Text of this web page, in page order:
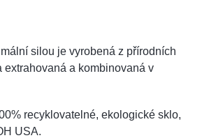
silou je vyrobená z přírodních
extrahovaná a kombinovaná v
recyklovatelné, ekologické sklo,
USA.